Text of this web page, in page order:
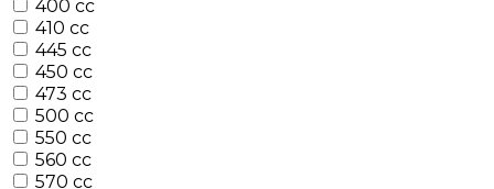
400 cc
410 cc
445 cc
450 cc
473 cc
500 cc
550 cc
560 cc
570 cc